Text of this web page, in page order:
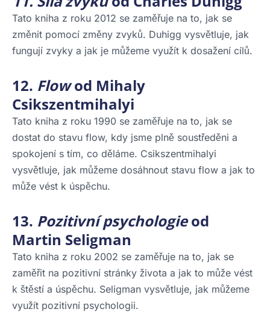
Tato kniha z roku 2012 se zaměřuje na to, jak se
změnit pomocí změny zvyků. Duhigg vysvětluje, jak
fungují zvyky a jak je můžeme využít k dosažení cílů.
12. Flowod Mihaly
Csikszentmihalyi
Tato kniha z roku 1990 se zaměřuje na to, jak se
dostat do stavu flow, kdy jsme plně soustředěni a
spokojení s tím, co děláme. Csikszentmihalyi
vysvětluje, jak můžeme dosáhnout stavu flow a jak to
může vést k úspěchu.
13. Pozitivní psychologieod
Martin Seligman
Tato kniha z roku 2002 se zaměřuje na to, jak se
zaměřit na pozitivní stránky života a jak to může vést
k štěstí a úspěchu. Seligman vysvětluje, jak můžeme
využít pozitivní psychologii.